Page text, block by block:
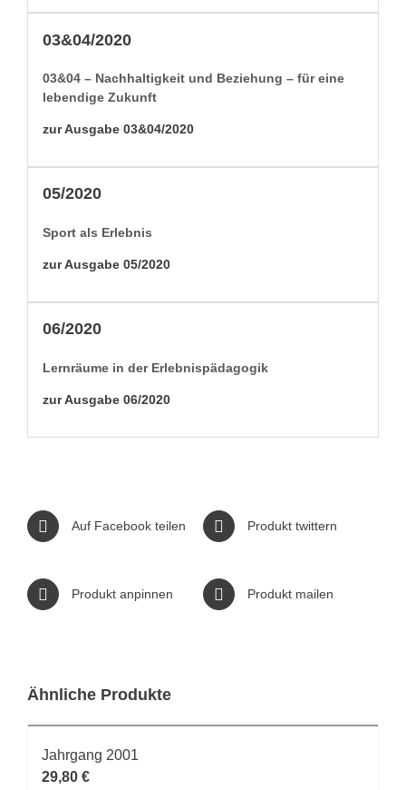
03&04/2020
03&04 – Nach­haltigkeit und Beziehung – für eine
lebendi­ge Zukunft
zur Aus­gabe 03&04/2020
05/2020
Sport als Erlebnis
zur Aus­gabe 05/2020
06/2020
Lern­räume in der Erlebnispädagogik
zur Aus­gabe 06/2020
Auf Facebook teilen Produkt twittern
Produkt anpinnen Produkt mailen
Ähnliche Produkte
Jahrgang 2001
29,80 €